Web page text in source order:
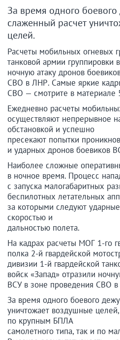
За время одного боевого
слаженный расчет
целей.
Расчеты мобильных огневых
танковой армии группировки
ночную атаку дронов
СВО в ЛНР. Самые яркие
СВО — смотрите в материале
Ежедневно расчеты
осуществляют непрерывное
обстановкой и успешно
пресекают попытки
и ударных дронов боевиков
Наиболее сложные
в ночное время. Процесс
с запуска малогабаритных
беспилотных летательных
за которыми следуют
скоростью и
дальностью полета.
На кадрах расчеты МОГ 1-го
полка 2-й гвардейской
дивизии 1-й гвардейской
войск «Запад» отразили
ВСУ в зоне проведения СВО
За время одного боевого
уничтожает воздушные
по крупным БПЛА
самолетного типа, так и по